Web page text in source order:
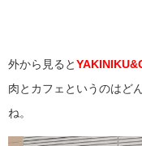
外から見ると
肉とカフェというのはど
ね。